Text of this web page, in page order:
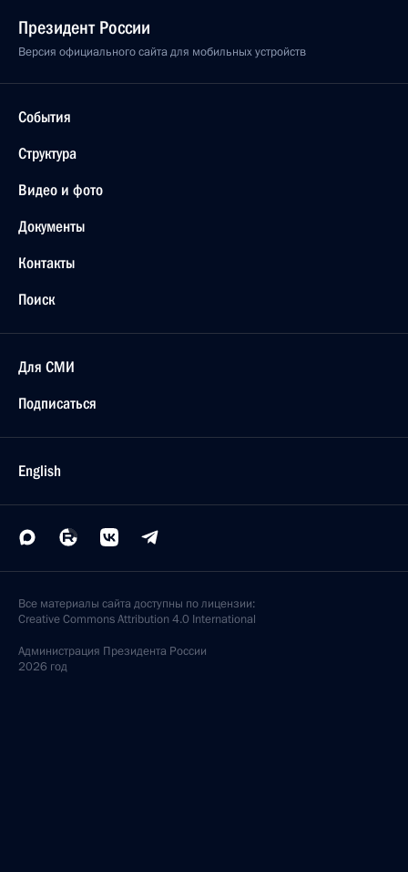
Президент России
Версия официального сайта для мобильных устройств
События
Структура
Видео и фото
Документы
Контакты
Поиск
Для СМИ
Подписаться
English
Все материалы сайта доступны по лицензии:
Creative Commons Attribution 4.0 International
Администрация Президента России
2026 год